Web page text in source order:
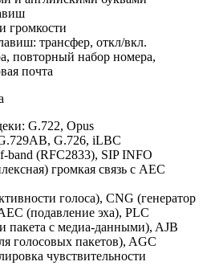
громкости
трансфер, откл/вкл.
повторный набор номера,
почта
G.722, Opus
G.726, iLBC
band (RFC2833), SIP INFO
громкая связь с AEC
голоса), CNG (генератор
(подавление эха), PLC
пакета с медиа-данными), AJB
голосовых пакетов), AGC
чувствительности